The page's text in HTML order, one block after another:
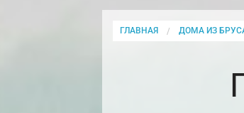
ГЛАВНАЯ ДОМА ИЗ